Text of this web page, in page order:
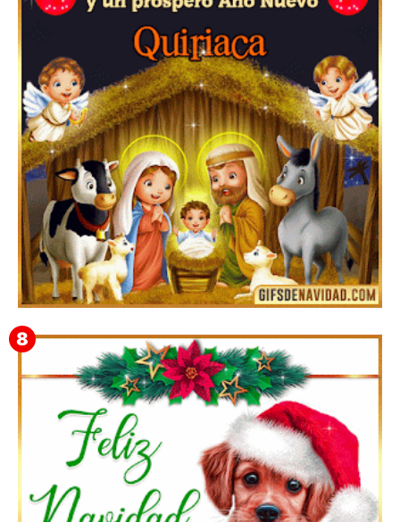
Te deseo una Feliz Navidad Bartolomea
Feliz Navidad y próspero Año Nuevo Quiriaca